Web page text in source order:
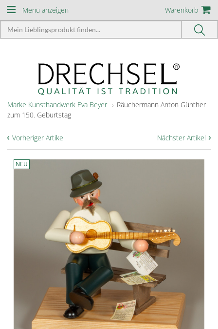
Menü anzeigen Warenkorb
Marke Kunsthandwerk Eva Beyer
Räuchermann Anton Günther
zum 150. Geburtstag
Nächster Artikel ›
‹ Vorheriger Artikel
NEU